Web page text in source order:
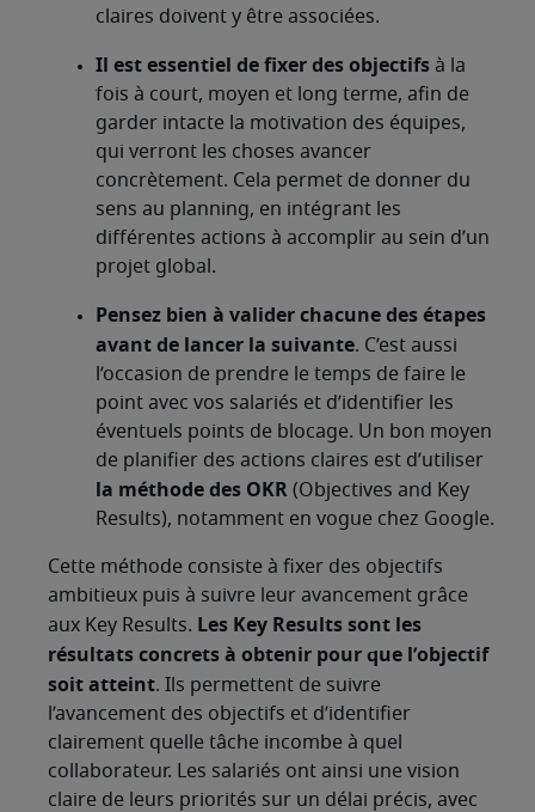
claires doivent y être associées.
Il est essentiel de fixer des objectifs à la
fois à court, moyen et long terme, afin de
garder intacte la motivation des équipes,
qui verront les choses avancer
concrètement. Cela permet de donner du
sens au planning, en intégrant les
différentes actions à accomplir au sein d’un
projet global.
Pensez bien à valider chacune des étapes
avant de lancer la suivante. C’est aussi
l’occasion de prendre le temps de faire le
point avec vos salariés et d’identifier les
éventuels points de blocage. Un bon moyen
de planifier des actions claires est d’utiliser
la méthode des OKR (Objectives and Key
Results), notamment en vogue chez Google.
Cette méthode consiste à fixer des objectifs
ambitieux puis à suivre leur avancement grâce
aux Key Results. Les Key Results sont les
résultats concrets à obtenir pour que l’objectif
soit atteint. Ils permettent de suivre
l’avancement des objectifs et d’identifier
clairement quelle tâche incombe à quel
collaborateur. Les salariés ont ainsi une vision
claire de leurs priorités sur un délai précis, avec